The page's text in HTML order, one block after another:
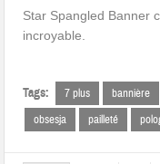
Star Spangled Banner
incroyable.
Tags: 7 plus bannière
obsesja
pailleté